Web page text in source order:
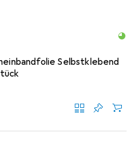
Selbstklebend